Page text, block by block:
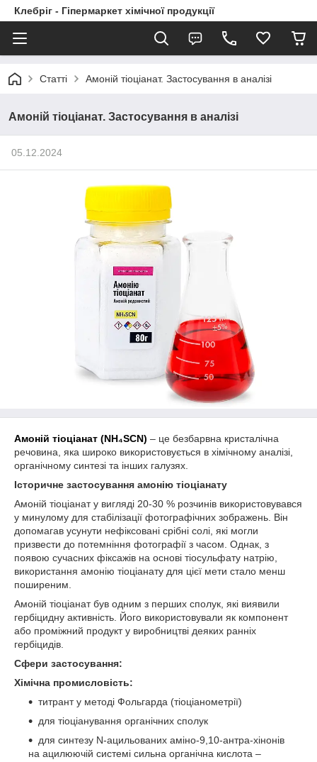
Клебріг - Гіпермаркет хімічної продукції
Статті Амоній тіоціанат. Застосування в аналізі
Амоній тіоціанат. Застосування в аналізі
05.12.2024
Амоній тіоціанат (NH₄SCN) – це безбарвна кристалічна
речовина, яка широко використовується в хімічному аналізі,
органічному синтезі та інших галузях.
Історичне застосування амонію тіоціанату
Амоній тіоціанат у вигляді 20-30 % розчинів використовувався
у минулому для стабілізації фотографічних зображень. Він
допомагав усунути нефіксовані срібні солі, які могли
призвести до потемніння фотографії з часом. Однак, з
появою сучасних фіксажів на основі тіосульфату натрію,
використання амонію тіоціанату для цієї мети стало менш
поширеним.
Амоній тіоціанат був одним з перших сполук, які виявили
гербіцидну активність. Його використовували як компонент
або проміжний продукт у виробництві деяких ранніх
гербіцидів.
Сфери застосування:
Хімічна промисловість:
титрант у методі Фольгарда (тіоціанометрії)
для тіоціанування органічних сполук
для синтезу N-ацильованих аміно-9,10-антра-хінонів
на ацилюючій системі сильна органічна кислота –